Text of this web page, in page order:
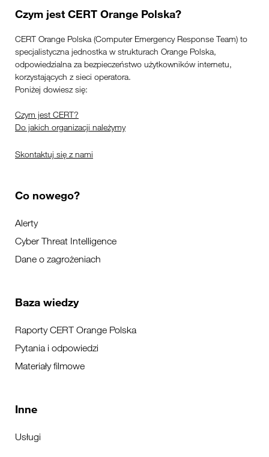
Czym jest CERT Orange Polska?
CERT Orange Polska (Computer Emergency Response Team) to
specjalistyczna jednostka w strukturach Orange Polska,
odpowiedzialna za bezpieczeństwo użytkowników internetu,
korzystających z sieci operatora.
Poniżej dowiesz się:
Czym jest CERT?
Do jakich organizacji należymy
Skontaktuj się z nami
Co nowego?
Alerty
Cyber Threat Intelligence
Dane o zagrożeniach
Baza wiedzy
Raporty CERT Orange Polska
Pytania i odpowiedzi
Materiały filmowe
Inne
Usługi